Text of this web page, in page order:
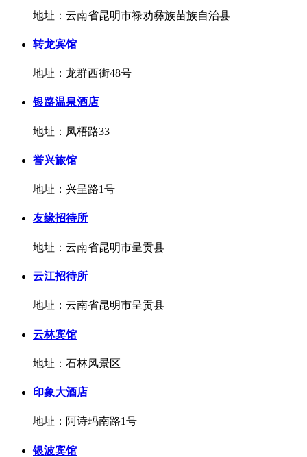
地址：云南省昆明市禄劝彝族苗族自治县
转龙宾馆
地址：龙群西街48号
银路温泉酒店
地址：凤梧路33
誉兴旅馆
地址：兴呈路1号
友缘招待所
地址：云南省昆明市呈贡县
云江招待所
地址：云南省昆明市呈贡县
云林宾馆
地址：石林风景区
印象大酒店
地址：阿诗玛南路1号
银波宾馆